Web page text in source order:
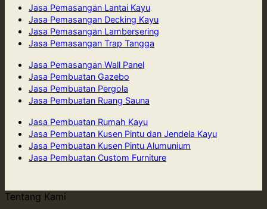
Jasa Pemasangan Lantai Kayu
Jasa Pemasangan Decking Kayu
Jasa Pemasangan Lambersering
Jasa Pemasangan Trap Tangga
Jasa Pemasangan Wall Panel
Jasa Pembuatan Gazebo
Jasa Pembuatan Pergola
Jasa Pembuatan Ruang Sauna
Jasa Pembuatan Rumah Kayu
Jasa Pembuatan Kusen Pintu dan Jendela Kayu
Jasa Pembuatan Kusen Pintu Alumunium
Jasa Pembuatan Custom Furniture
Tentang Kami